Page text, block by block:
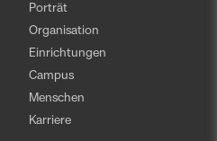
Porträt
Organisation
Einrichtungen
Campus
Menschen
Karriere